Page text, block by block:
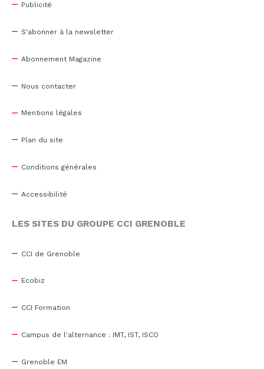
Publicité
S'abonner à la newsletter
Abonnement Magazine
Nous contacter
Mentions légales
Plan du site
Conditions générales
Accessibilité
LES SITES DU GROUPE CCI GRENOBLE
CCI de Grenoble
Ecobiz
CCI Formation
Campus de l'alternance : IMT, IST, ISCO
Grenoble EM